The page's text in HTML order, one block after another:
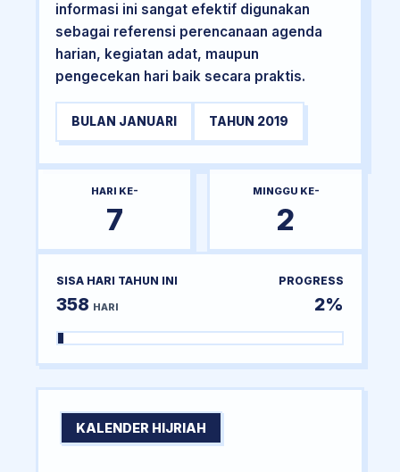
informasi ini sangat efektif digunakan
sebagai referensi perencanaan agenda
harian, kegiatan adat, maupun
pengecekan hari baik secara praktis.
BULAN JANUARI TAHUN 2019
HARI KE-
7
MINGGU KE-
2
SISA HARI TAHUN INI
358 HARI
PROGRESS
2%
KALENDER HIJRIAH